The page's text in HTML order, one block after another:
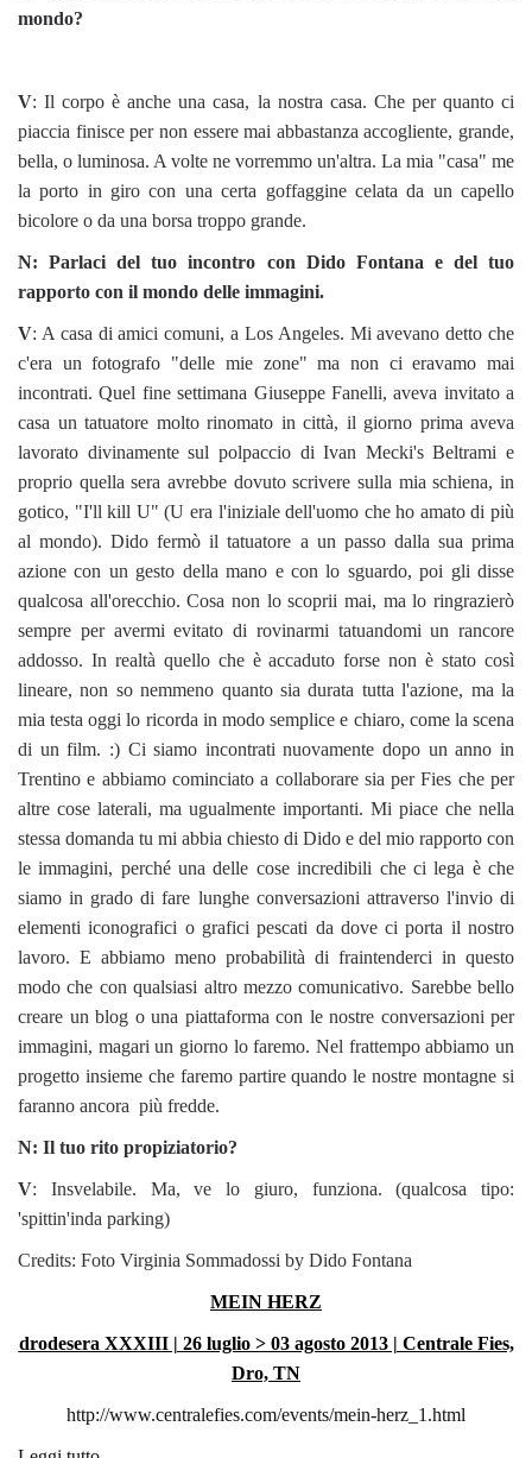
mondo?
V: Il corpo è anche una casa, la nostra casa. Che per quanto ci
piaccia finisce per non essere mai abbastanza accogliente, grande,
bella, o luminosa. A volte ne vorremmo un'altra. La mia "casa" me
la porto in giro con una certa goffaggine celata da un capello
bicolore o da una borsa troppo grande.
N: Parlaci del tuo incontro con Dido Fontana e del tuo
rapporto con il mondo delle immagini.
V: A casa di amici comuni, a Los Angeles. Mi avevano detto che
c'era un fotografo "delle mie zone" ma non ci eravamo mai
incontrati. Quel fine settimana Giuseppe Fanelli, aveva invitato a
casa un tatuatore molto rinomato in città, il giorno prima aveva
lavorato divinamente sul polpaccio di Ivan Mecki's Beltrami e
proprio quella sera avrebbe dovuto scrivere sulla mia schiena, in
gotico, "I'll kill U" (U era l'iniziale dell'uomo che ho amato di più
al mondo). Dido fermò il tatuatore a un passo dalla sua prima
azione con un gesto della mano e con lo sguardo, poi gli disse
qualcosa all'orecchio. Cosa non lo scoprii mai, ma lo ringrazierò
sempre per avermi evitato di rovinarmi tatuandomi un rancore
addosso. In realtà quello che è accaduto forse non è stato così
lineare, non so nemmeno quanto sia durata tutta l'azione, ma la
mia testa oggi lo ricorda in modo semplice e chiaro, come la scena
di un film. :) Ci siamo incontrati nuovamente dopo un anno in
Trentino e abbiamo cominciato a collaborare sia per Fies che per
altre cose laterali, ma ugualmente importanti. Mi piace che nella
stessa domanda tu mi abbia chiesto di Dido e del mio rapporto con
le immagini, perché una delle cose incredibili che ci lega è che
siamo in grado di fare lunghe conversazioni attraverso l'invio di
elementi iconografici o grafici pescati da dove ci porta il nostro
lavoro. E abbiamo meno probabilità di fraintenderci in questo
modo che con qualsiasi altro mezzo comunicativo. Sarebbe bello
creare un blog o una piattaforma con le nostre conversazioni per
immagini, magari un giorno lo faremo. Nel frattempo abbiamo un
progetto insieme che faremo partire quando le nostre montagne si
faranno ancora più fredde.
N: Il tuo rito propiziatorio?
V: Insvelabile. Ma, ve lo giuro, funziona. (qualcosa tipo:
'spittin'inda parking)
Credits: Foto Virginia Sommadossi by Dido Fontana
MEIN HERZ
drodesera XXXIII | 26 luglio > 03 agosto 2013 | Centrale Fies,
Dro, TN
http://www.centralefies.com/events/mein-herz_1.html